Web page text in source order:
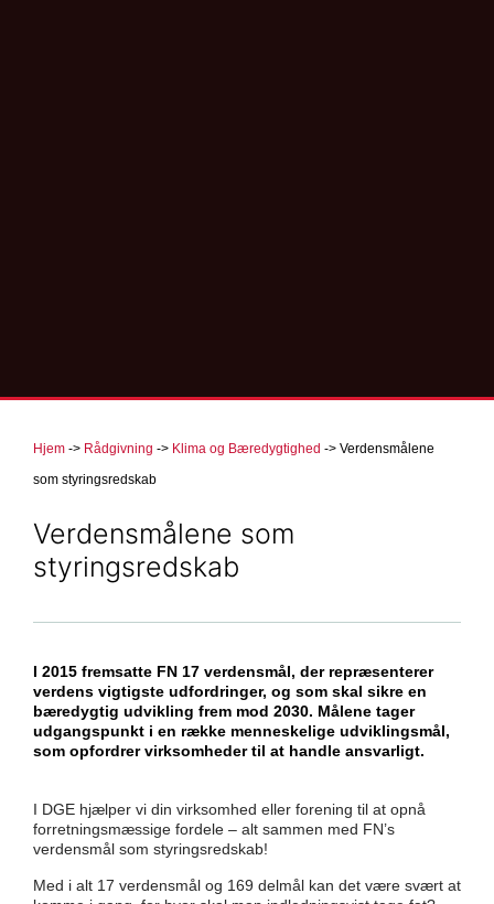
Hjem -> Rådgivning -> Klima og Bæredygtighed -> Verdensmålene
som styringsredskab
Verdensmålene som
styringsredskab
I 2015 fremsatte FN 17 verdensmål, der repræsenterer
verdens vigtigste udfordringer, og som skal sikre en
bæredygtig udvikling frem mod 2030. Målene tager
udgangspunkt i en række menneskelige udviklingsmål,
som opfordrer virksomheder til at handle ansvarligt.
I DGE hjælper vi din virksomhed eller forening til at opnå
forretningsmæssige fordele – alt sammen med FN’s
verdensmål som styringsredskab!
Med i alt 17 verdensmål og 169 delmål kan det være svært at